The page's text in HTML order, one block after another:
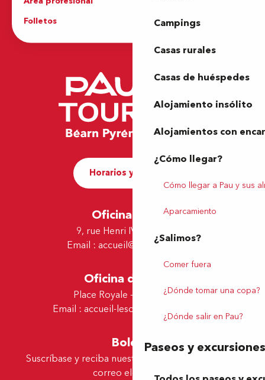
Campings
Casas rurales
Casas de huéspedes
Alojamiento insólito
Alojamientos con
¿Cómo llegar?
Cómo llegar a Pau y sus
Aparcamiento
¿Salimos?
Comer fuera
¿Dónde tomar una copa?
¿Dónde salir en Pau?
Paseos y excursiones
Folletos
Oficina de Turismo
Horarios y contacto
Oficina de Pau
9, rue Henri IV - 64000 Pau
Email : accueil@tourismepau.fr
Oficina de Lescar
Place Royale - 64230 Lescar
Email : accueil-lescar@tourismepau.fr
Boletín
Suscríbase y reciba nuestras ofertas y noticias por
correo electrónico